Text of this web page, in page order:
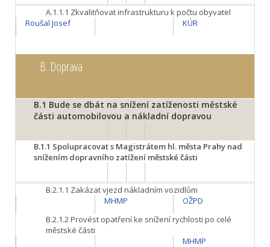
A.1.1.1 Zkvalitňovat infrastrukturu k počtu obyvatel
Roušal Josef
KÚR
B. Doprava
B.1 Bude se dbát na snížení zatíženosti městské
části automobilovou a nákladní dopravou
B.1.1 Spolupracovat s Magistrátem hl. města Prahy nad
snížením dopravního zatížení městské části
B.2.1.1 Zakázat vjezd nákladním vozidlům
MHMP
OŽPD
B.2.1.2Provést opatření ke snížení rychlosti po celé
městské části
MHMP